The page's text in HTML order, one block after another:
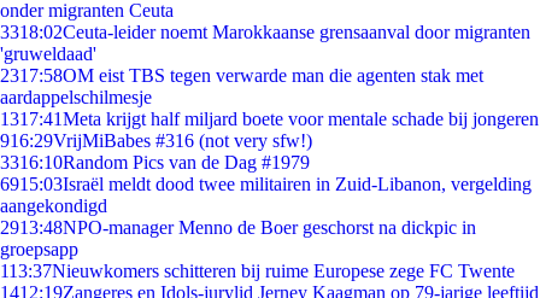
onder migranten Ceuta
3318:02Ceuta-leider noemt Marokkaanse grensaanval door migranten
'gruweldaad'
2317:58OM eist TBS tegen verwarde man die agenten stak met
aardappelschilmesje
1317:41Meta krijgt half miljard boete voor mentale schade bij jongeren
916:29VrijMiBabes #316 (not very sfw!)
3316:10Random Pics van de Dag #1979
6915:03Israël meldt dood twee militairen in Zuid-Libanon, vergelding
aangekondigd
2913:48NPO-manager Menno de Boer geschorst na dickpic in
groepsapp
113:37Nieuwkomers schitteren bij ruime Europese zege FC Twente
1412:19Zangeres en Idols-jurylid Jerney Kaagman op 79-jarige leeftijd